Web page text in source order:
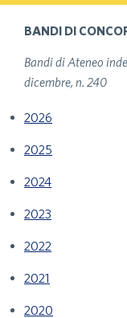
BANDI DI
Bandi di Ateneo
dicembre, n. 240
2026
2025
2024
2023
2022
2021
2020